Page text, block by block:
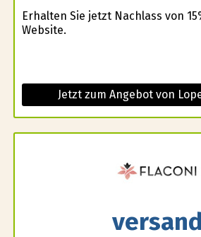
Erhalten Sie jetzt Nachlass von
Website.
Jetzt zum Angebot von
versand